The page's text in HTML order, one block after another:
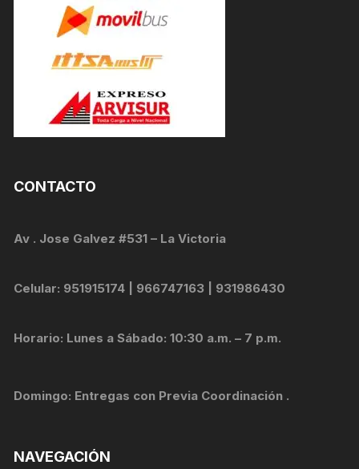
CONTACTO
Av . Jose Galvez #531 – La Victoria
Celular: 951915174 | 966747163 | 931986430
Horario: Lunes a Sábado: 10:30 a.m. – 7 p.m.
Domingo: Entregas con Previa Coordinación .
NAVEGACIÓN